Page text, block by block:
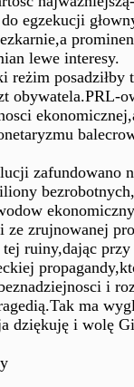
egzekucji
lewe interesy.
reżim
obywatela.PRL-
zafundowano
ze zrujnowanej
tej ruiny,dając
i
ma
dziękuję i wolę